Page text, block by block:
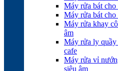
Máy rửa bát cho
Máy rửa bát
Máy rửa khay
âm
Máy rửa ly quầy
cafe
Máy rửa vỉ
siêu âm